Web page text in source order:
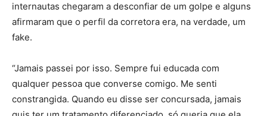
internautas chegaram a desconfiar de um golpe e alguns
afirmaram que o perfil da corretora era, na verdade, um
fake.
“Jamais passei por isso. Sempre fui educada com
qualquer pessoa que converse comigo. Me senti
constrangida. Quando eu disse ser concursada, jamais